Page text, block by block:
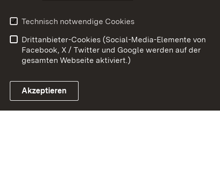
Link zum Landesportal
Datenschutz
Barrierefreiheit
Impressum
Cookies
Technisch notwendige Cookies
Drittanbieter-Cookies (Social-Media-Elemente von
Facebook, X / Twitter und Google werden auf der
gesamten Webseite aktiviert.)
Akzeptieren